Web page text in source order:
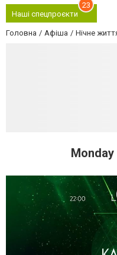
Наші спецпроєкти
23
Головна Афіша Нічне